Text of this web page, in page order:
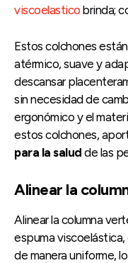
viscoelastico brinda;
Estos colchones
atérmico, suave y
descansar
sin necesidad de
ergonómico y el
estos colchones,
para la salud de las
Alinear la
Alinear la columna
espuma
de manera uniforme,